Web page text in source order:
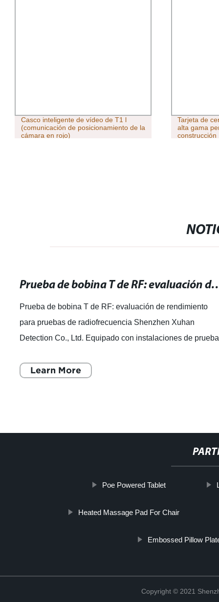
Casco inteligente de vídeo de T1 l
(comunicación de posicionamiento de la
cámara en rojo)
Tarjeta de
alta gama
construcción
Prueba de bobina T de RF: evaluación
Prueba de bobina T de RF: evaluación de rendimiento
para pruebas de radiofrecuencia Shenzhen Xuhan
Detection Co., Ltd. Equipado con instalaciones de prueba
Learn More
Poe Powered Tablet
Heated Massage Pad For Chair
Embossed Pillow
Copyright © 2021